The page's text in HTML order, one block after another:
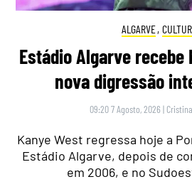
ALGARVE,
Estádio Algarve recebe
nova digressão
09:20 7 Agosto, 2026 |
Kanye West regressa hoje a
Estádio Algarve, depois de
em 2006, e no